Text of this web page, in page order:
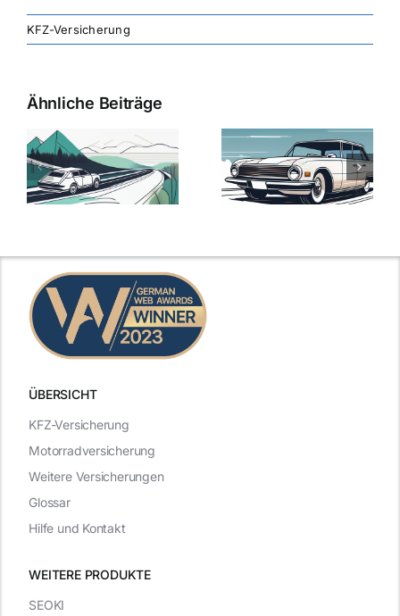
KFZ-Versicherung
Ähnliche Beiträge
Versicherung:
Günstige Kfz-
Versicherungstarife
mit Top-
Kfz-
Die besten
Angebote im
ÜBERSICHT
WEITERE PRODUKTE
KFZ-Versicherung
Motorradversicherung
Weitere Versicherungen
Glossar
Hilfe und Kontakt
SEOKI